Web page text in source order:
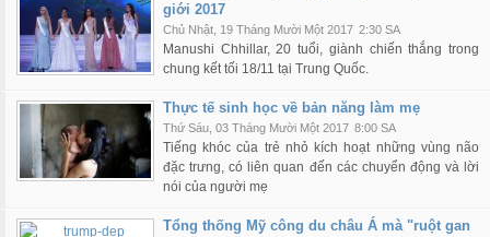
giới 2017
Chủ Nhật, 19 Tháng Mười Một 2017 2:30 SA
Manushi Chhillar, 20 tuổi, giành chiến thắng trong
chung kết tối 18/11 tại Trung Quốc.
Thực tế sinh học về bản năng làm mẹ
Thứ Sáu, 03 Tháng Mười Một 2017 8:00 SA
Tiếng khóc của trẻ nhỏ kích hoạt những vùng não
đặc trưng, có liên quan đến các chuyển động và lời
nói của người mẹ
Tổng thống Mỹ công du châu Á mà "ruột gan